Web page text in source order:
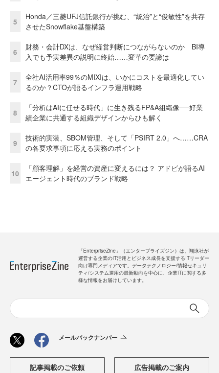
5
Honda／三菱UFJ信託銀行が挑む、“統治”と“俊敏性”を共存
させたSnowflake基盤構築
6
財務・会計DXは、なぜ経営判断につながらないのか BI導
入でも予実差異の説明に終始……変革の要諦は
7
全社AI活用率99％のMIXIは、いかにコストを最適化してい
るのか？CTOが語るインフラ運用戦略
8
「分析はAIに任せる時代」に生き残るFP&A組織像──好業
績企業に共通する組織デザインからひも解く
9
技術的実装、SBOM管理、そして「PSIRT 2.0」へ……CRA
の各要求事項に応える実務のポイント
10
「顧客理解」を経営の資産に変えるには？ アドビが語るAI
エージェント時代のブランド戦略
「EnterpriseZine」（エンタープライズジン）は、翔泳社が
運営する企業のIT活用とビジネス成長を支援するITリーダー
向け専門メディアです。データテクノロジー/情報セキュリ
ティ/システム運用の最新動向を中心に、企業ITに関する多
様な情報をお届けしています。
メールバックナンバー
記事掲載のご依頼 広告掲載のご案内